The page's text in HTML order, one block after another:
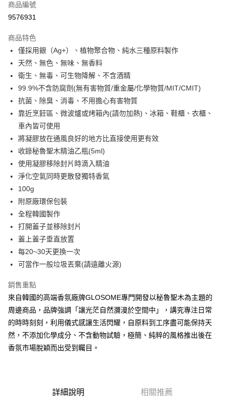
信用卡分期付款
合作金庫商業銀行
華南商業銀行
彰化商業銀行
上海商業儲蓄銀行
國泰世華商業銀行
兆豐國際商業銀行
臺灣中小企業銀行
台中商業銀行
匯豐（台灣）商業銀行
華泰商業銀行
聯邦商業銀行
遠東國際商業銀行
元大商業銀行
永豐商業銀行
玉山商業銀行
台新國際商業銀行
中國信託商業銀行
台灣樂天信用卡公司
6 期 0 利率 每期
華南商業銀行
上海商業儲蓄銀行
台北富邦商業銀行
國泰世華商業銀行
兆豐國際商業銀行
臺灣中小企業銀行
台中商業銀行
匯豐（台灣）商業銀行
華泰商業銀行
聯邦商業銀行
元大商業銀行
玉山商業銀行
星展（台灣）商業銀行
台新國際商業銀行
台灣樂天信用卡公司
超商取貨付款
LINE Pay
Apple Pay
悠遊付
AFTEE先享後付
相關說明
【關於「AFTEE先享後付」】
AFTEE先享後付是「在收到商品之後才付款」的支付方式。 讓您購物簡單
便利好安心！
１．簡單：不需註冊會員、不需綁卡、不需儲值。
２．便利：只要手機號碼，簡訊認證，即可結帳。
３．安心：先確認商品／服務後，再付款。
【「AFTEE先享後付」結帳流程】
１．於結帳方式選擇「AFTEE先享後付」後，將跳轉至「AFTEE先享後付」
結帳頁面，進行簡訊認證並確認金額後，即可完成結帳。
２．訂單成立數日內，您將收到繳費通知簡訊。
ATM／網路銀行／等多元方式進行付款，方視為交易完成。
購買商品的店家。未經商家同意取消之訂單仍視為有效，需透過AFTEE先享
後付繳納相關費用。
是否繳費成功／繳費後需取消欲退款等相關疑問，請聯繫「AFTEE先享後付
客戶支援中心」https://netprotections.freshdesk.com/support/home
【注意事項】
１．透過由恩沛科技股份有限公司提供之「AFTEE先享後付」服務完成之交
３．未成年的使用者請事先徵得法定代理人或監護人之同意方可使用
ATM付款
運送方式
全家付款取貨
7-11付款取貨
每筆NT$60，滿NT$2,500(含以上)免運費
每筆NT$100，滿NT$2,500(含以上)免運費
每筆NT$215
海外宅配 查看運費
商品編號
9576931
商品特色
僅採用銀（Ag+）、植物聚合物、純水三種原料製作
天然、無色、無味、無香料
衛生、無毒、可生物降解、不含酒精
99.9%不含防腐劑(無有害物質/重金屬/化學物質/MIT/CMIT)
抗菌、除臭、消毒、不用擔心有害物質
靠近烹飪區、微波爐或烤箱內(請勿加熱)、冰箱、鞋櫃、衣櫃、
車內皆可使用
將凝膠放在通風良好的地方比直接使用更有效
收錄秘魯聖木精油乙瓶(5ml)
使用凝膠移除封片時滴入精油
淨化空氣同時更散發獨特香氣
100g
附原廠環保包裝
全程韓國製作
打開蓋子並移除封片
蓋上蓋子垂直放置
每20~30天更換一次
可當作一般垃圾丟棄(請遠離火源)
銷售重點
來自韓國的高端香氛廠牌GLOSOME專門開發以秘魯聖木為主題的
周邊商品，品牌強調「讓光茫自然瀰漫於空間中」，講究專注日常
的時時刻刻，利用儀式感讓生活閃耀，自原料到工序盡可能保持天
然，不添加化學成分、不含動物試驗，極簡、純粹的風格推出後在
香氛市場脫穎而出受到矚目。
詳細說明 相關推薦